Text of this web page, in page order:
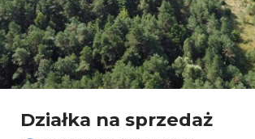
Działka na sprzedaż